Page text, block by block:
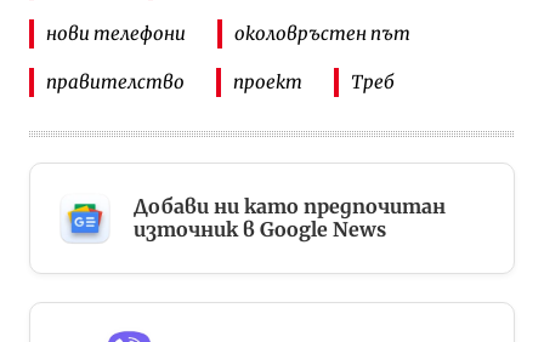
нови телефони околовръстен път
правителство проект Треб
Добави ни като предпочитан
източник в Google News